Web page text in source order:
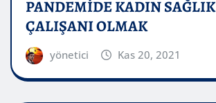
PANDEMİDE KADIN SAĞLIK
ÇALIŞANI OLMAK
yönetici Kas 20, 2021